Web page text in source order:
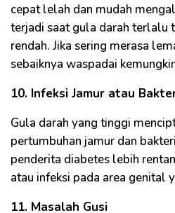
cepat lelah dan mudah
terjadi saat gula darah terlalu
rendah. Jika sering merasa
sebaiknya waspadai
10. Infeksi Jamur atau
Gula darah yang tinggi
pertumbuhan jamur dan
penderita diabetes lebih
atau infeksi pada area genital
11. Masalah Gusi